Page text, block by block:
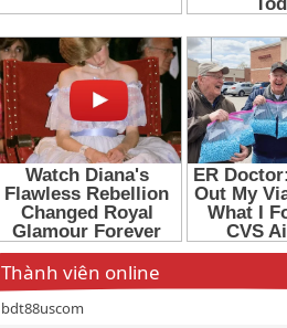
Thành viên online
bdt88uscom